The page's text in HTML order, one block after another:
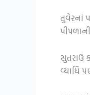
તુવેરનાં
સુતરાઉ
વ્યાધિ